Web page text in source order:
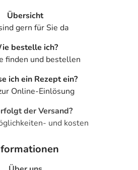
Personen Einzeldosis
Erwachsene
nicht ohne Rücksprache mit
Übersicht
gern für Sie da
bestelle ich?
finden und bestellen
ich ein Rezept ein?
Online-Einlösung
der Versand?
und kosten